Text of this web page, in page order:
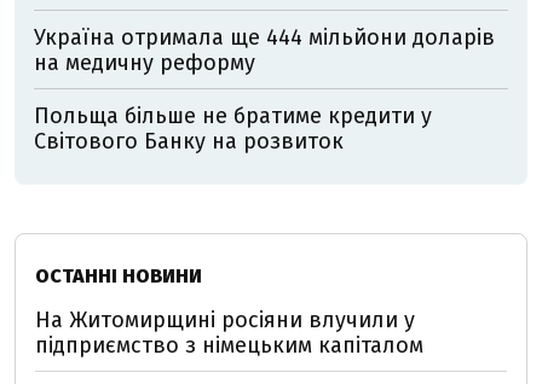
Україна отримала ще 444 мільйони доларів
на медичну реформу
Польща більше не братиме кредити у
Світового Банку на розвиток
ОСТАННІ НОВИНИ
На Житомирщині росіяни влучили у
підприємство з німецьким капіталом